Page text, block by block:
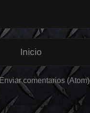
Inicio
Enviar comentarios (Atom)